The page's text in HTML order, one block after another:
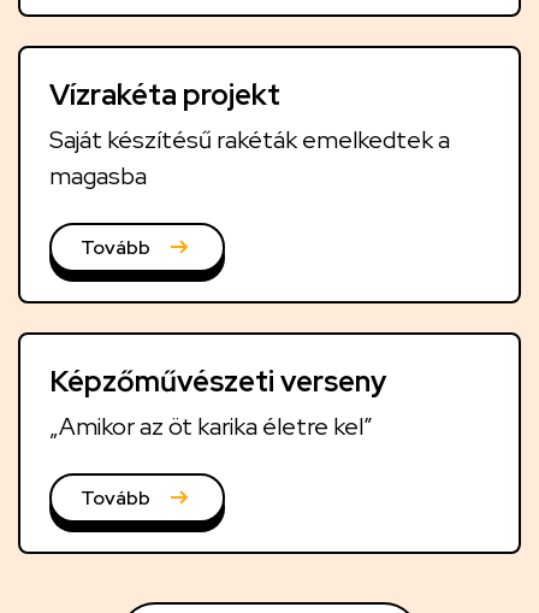
Vízrakéta projekt
Saját készítésű rakéták emelkedtek a
magasba
Tovább
Képzőművészeti verseny
„Amikor az öt karika életre kel”
Tovább